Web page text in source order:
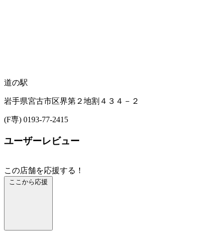
道の駅
岩手県宮古市区界第２地割４３４－２
(F専) 0193-77-2415
ユーザーレビュー
この店舗を応援する！
ここから応援